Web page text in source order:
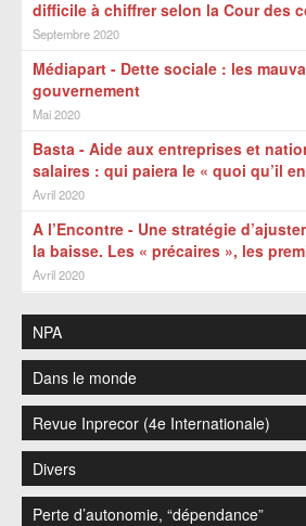
difficile à chiffrer selon la Cour des
Septembre 2020
Médiapart - Dette sociale : les
gouvernement
Mai 2020
Basta - Aide aux entreprises et
salaires : qui paiera le « quoi qu’il
Avril 2020
A l’Encontre - Une stratégie
la baisse. Les « précaires », les
Avril 2020
NPA
Dans le monde
Revue Inprecor (4e Internationale)
Divers
Perte d’autonomie, “dépendance”